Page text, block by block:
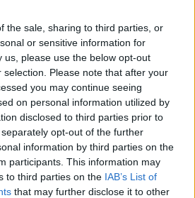
the sale, sharing to third parties, or
or sensitive information for
us, please use the below opt-out
Please note that after your
you may continue seeing
on personal information utilized by
disclosed to third parties prior to
opt-out of the further
information by third parties on the
participants. This information may
to third parties on the IAB’s List of
that may further disclose it to other
y votados
Manuel Beltrán
Medio:
Autoritario
y Gabinete